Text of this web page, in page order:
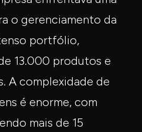
o gerenciamento da
portfólio,
13.000 produtos e
A complexidade de
é enorme, com
mais de 15